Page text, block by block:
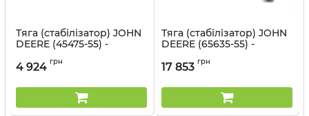
Тяга (стабілізатор) JOHN
DEERE (45475-55) -
Артикул: 45475-55
4 924 грн
Тяга (стабілізатор) JOHN
DEERE (65635-55) -
Артикул: 65635-55
17 853 грн